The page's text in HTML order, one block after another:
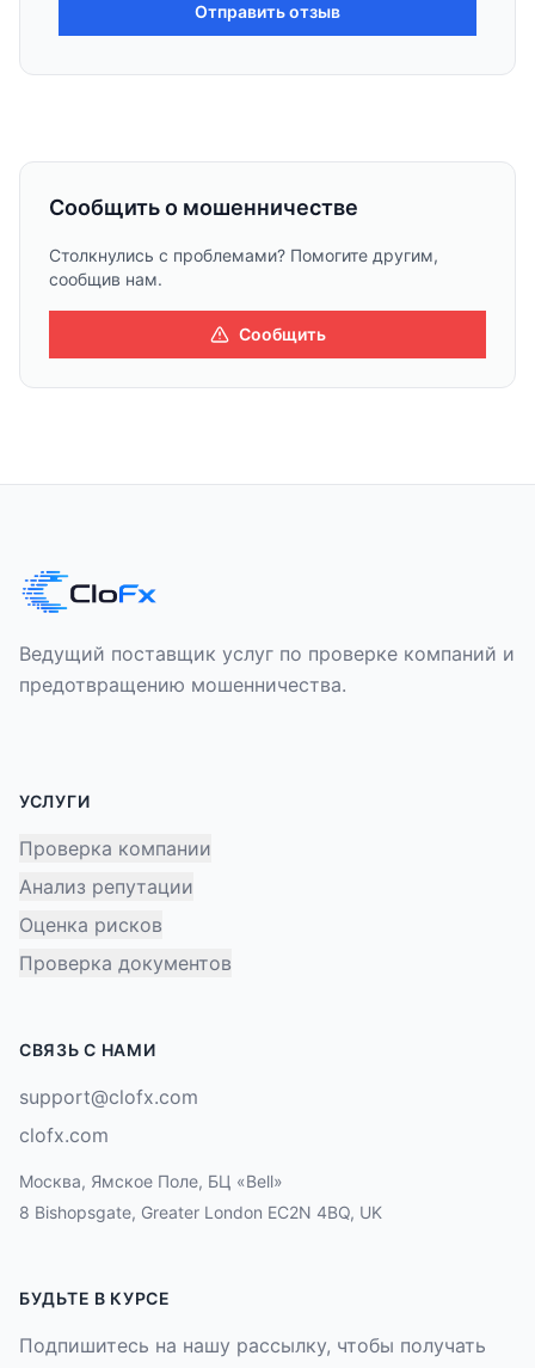
Отправить отзыв
Сообщить о мошенничестве
Столкнулись с проблемами? Помогите другим,
сообщив нам.
Сообщить
Ведущий поставщик услуг по проверке компаний и
предотвращению мошенничества.
УСЛУГИ
Проверка компании
Анализ репутации
Оценка рисков
Проверка документов
СВЯЗЬ С НАМИ
support@clofx.com
clofx.com
Москва, Ямское Поле, БЦ «Bell»
8 Bishopsgate, Greater London EC2N 4BQ, UK
БУДЬТЕ В КУРСЕ
Подпишитесь на нашу рассылку, чтобы получать